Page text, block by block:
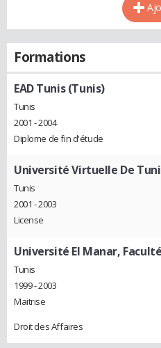
Formations
EAD Tunis (Tunis)
Tunis
2001 - 2004
Diplome de fin d'étude
Université Virtuelle De
Tunis
2001 - 2003
License
Université El Manar,
Tunis
1999 - 2003
Maitrise
Droit des Affaires